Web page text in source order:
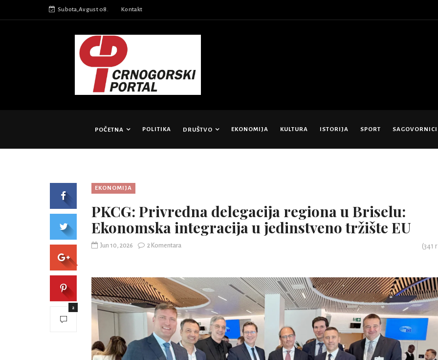
Subota,Avgust 08. Kontakt
POČETNA POLITIKA DRUŠTVO EKONOMIJA KULTURA ISTORIJA SPORT SAGOVORNICI
EKONOMIJA
PKCG: Privredna delegacija regiona u Briselu:
Ekonomska integracija u jedinstveno tržište EU
Jun 10, 2026 2 Komentara (341
2